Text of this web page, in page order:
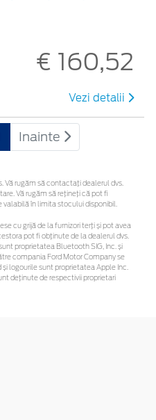
€ 160,52
Vezi detalii
Inainte
Vă rugăm să contactaţi dealerul dvs.
Vă rugăm să rețineți că pot fi
în limita stocului disponibil.
cu grijă de la furnizori terți și pot avea
pot fi obținute de la dealerul dvs.
proprietatea Bluetooth SIG, Inc. și
compania Ford Motor Company se
logourile sunt proprietatea Apple Inc.
deținute de respectivii proprietari